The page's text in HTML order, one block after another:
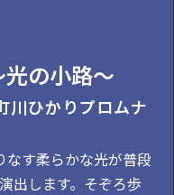
の小路～
川ひかりプロムナ
す柔らかな光が普段
出します。そぞろ歩